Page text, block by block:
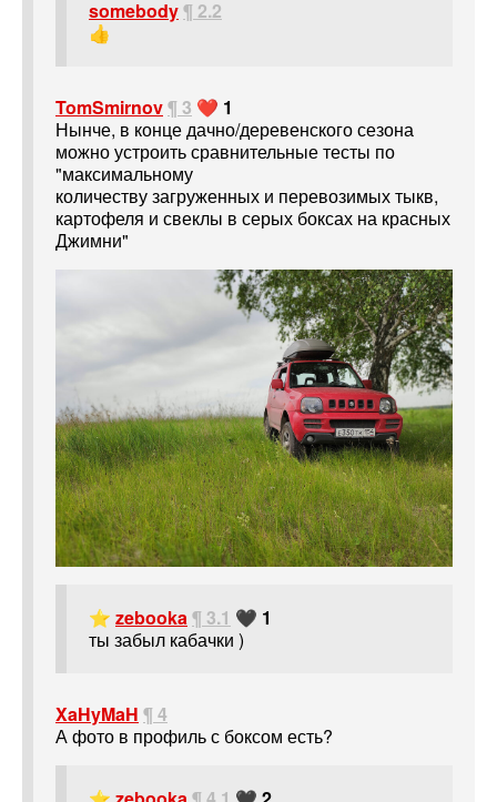
somebody¶ 2.2
👍
TomSmirnov¶ 3 ❤️ 1
Нынче, в конце дачно/деревенского сезона
можно устроить сравнительные тесты по
"максимальному
количеству загруженных и перевозимых тыкв,
картофеля и свеклы в серых боксах на красных
Джимни"
⭐ zebooka¶ 3.1 🖤 1
ты забыл кабачки )
XaHyMaH ¶ 4
А фото в профиль с боксом есть?